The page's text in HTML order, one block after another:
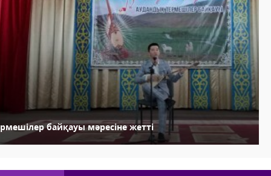
байқауы мәресіне жетті